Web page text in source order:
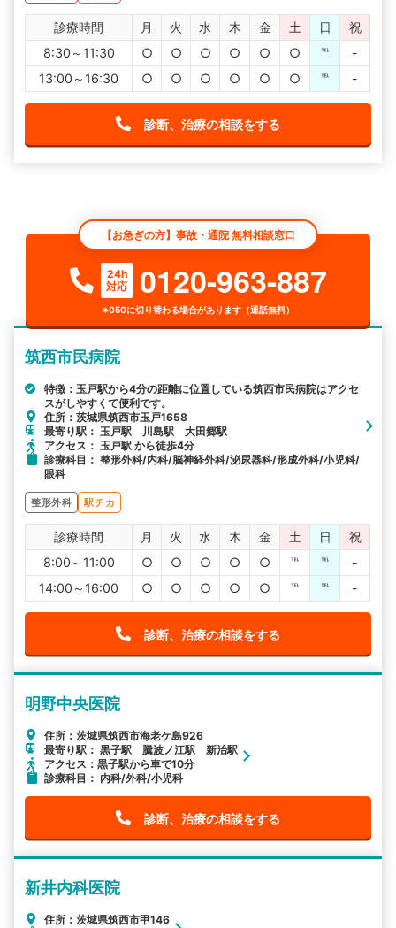
診療時間 月 火 水 木 金 土 日
祝
8:30～11:30
○ ○ ○ ○ ○ ○ ℡
-
13:00～16:30
○ ○ ○ ○ ○ ○ ℡ -
診断、治療の相談をする
【お急ぎの方】事故・通院 無料相談窓口
24h
対応
0120-963-887
※050に切り替わる場合があります（通話無料）
筑西市民病院
特徴：玉戸駅から4分の距離に位置している筑西市民病院はアクセ
スがしやすくて便利です。
住所：茨城県筑西市玉戸1658
最寄り駅： 玉戸駅 川島駅 大田郷駅
アクセス： 玉戸駅 から徒歩4分
診療科目： 整形外科/内科/脳神経外科/泌尿器科/形成外科/小児科/
眼科
整形外科 駅チカ
診療時間 月 火 水 木 金 土 日
祝
8:00～11:00
○ ○ ○ ○ ○ ℡ ℡
-
14:00～16:00
○ ○ ○ ○ ○ ℡ ℡ -
診断、治療の相談をする
明野中央医院
住所：茨城県筑西市海老ケ島926
最寄り駅： 黒子駅 騰波ノ江駅 新治駅
アクセス：黒子駅から車で10分
診療科目： 内科/外科/小児科
診断、治療の相談をする
新井内科医院
住所：茨城県筑西市甲146